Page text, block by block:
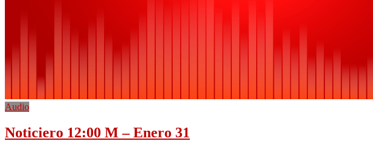
Audio
Noticiero 12:00 M – Enero 31